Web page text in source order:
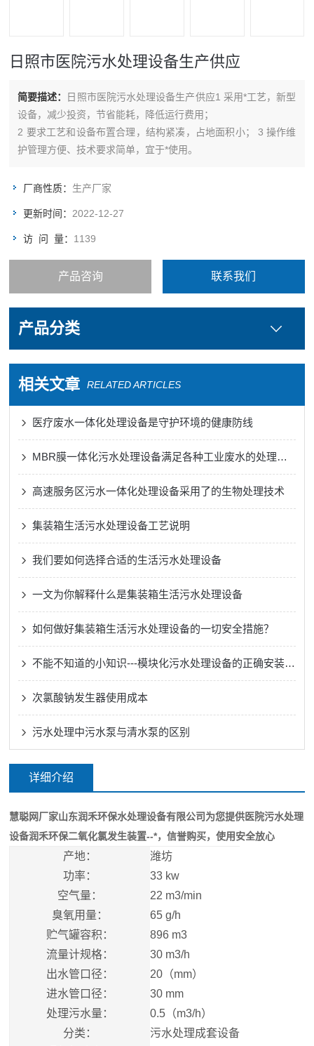
日照市医院污水处理设备生产供应
简要描述：
日照市医院污水处理设备生产供应1 采用*工艺，新型
设备，减少投资，节省能耗，降低运行费用；
2 要求工艺和设备布置合理，结构紧凑，占地面积小； 3 操作维
护管理方便、技术要求简单，宜于*使用。
厂商性质： 生产厂家
更新时间： 2022-12-27
访 问 量： 1139
产品咨询 联系我们
产品分类
相关文章 RELATED ARTICLES
医疗废水一体化处理设备是守护环境的健康防线
MBR膜一体化污水处理设备满足各种工业废水的处理需求
高速服务区污水一体化处理设备采用了的生物处理技术
集装箱生活污水处理设备工艺说明
我们要如何选择合适的生活污水处理设备
一文为你解释什么是集装箱生活污水处理设备
如何做好集装箱生活污水处理设备的一切安全措施？
不能不知道的小知识---模块化污水处理设备的正确安装方法
次氯酸钠发生器使用成本
污水处理中污水泵与清水泵的区别
详细介绍
慧聪网厂家山东润禾环保水处理设备有限公司为您提供医院污水处理
设备润禾环保二氧化氯发生装置--*，信誉购买，使用安全放心
产地：
潍坊
功率：
33 kw
空气量：
22 m3/min
臭氧用量：
65 g/h
贮气罐容积：
896 m3
流量计规格：
30 m3/h
出水管口径：
20（mm）
进水管口径：
30 mm
处理污水量：
0.5（m3/h）
分类：
污水处理成套设备